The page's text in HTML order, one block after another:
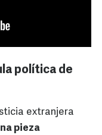
política de
extranjera
pieza